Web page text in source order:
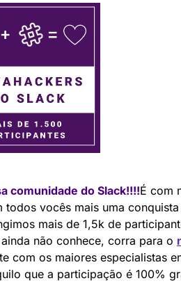
comunidade do Slack!!!!É com
vocês mais uma
mais de 1,5k de
não conhece, corra para o
com os maiores especialistas
que a participação é 100%